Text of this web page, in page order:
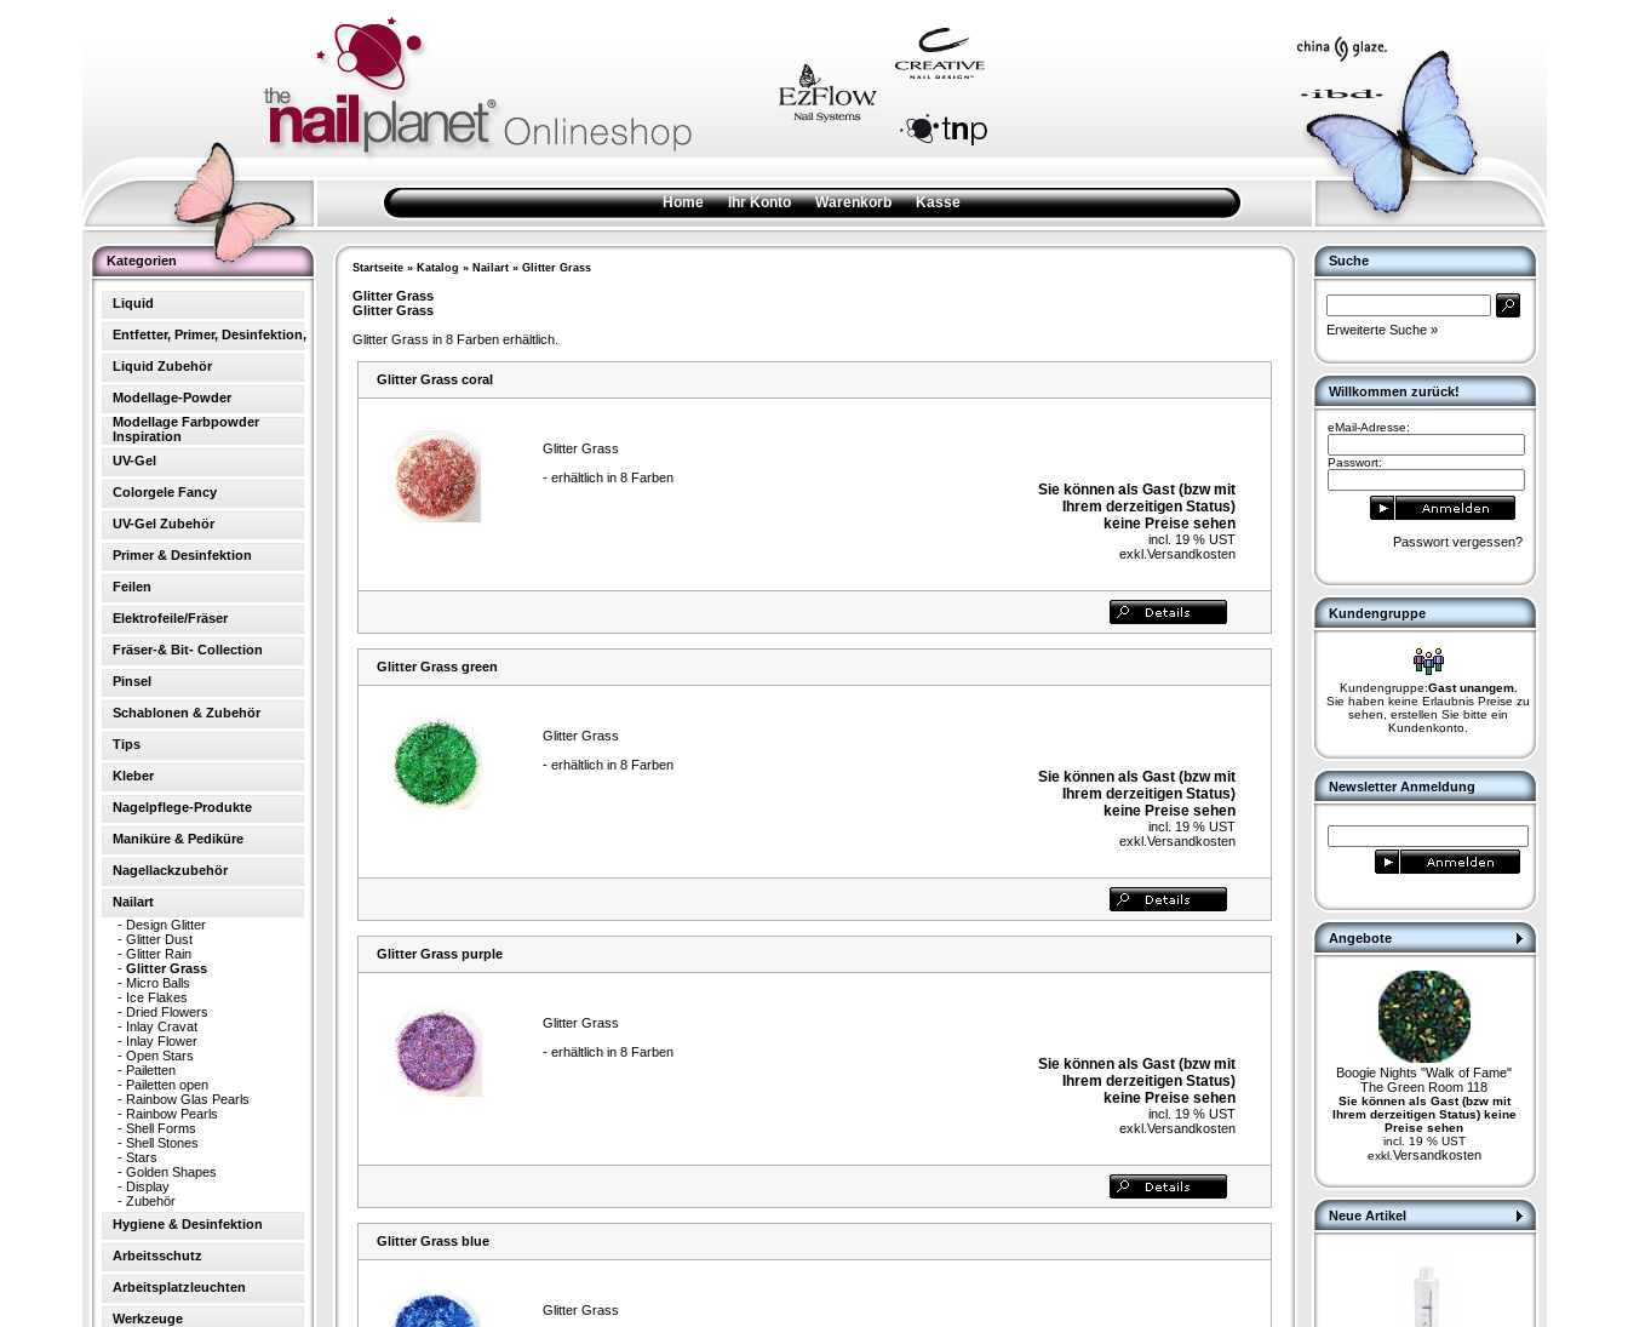
Home Ihr Konto Warenkorb Kasse
Kategorien
Liquid
Entfetter, Primer, Desinfektion,
Liquid Zubehör
Modellage-Powder
Modellage Farbpowder
Inspiration
UV-Gel
Colorgele Fancy
UV-Gel Zubehör
Primer & Desinfektion
Feilen
Elektrofeile/Fräser
Fräser-& Bit- Collection
Pinsel
Schablonen & Zubehör
Tips
Kleber
Nagelpflege-Produkte
Maniküre & Pediküre
Nagellackzubehör
Nailart
- Design Glitter
- Glitter Dust
- Glitter Rain
- Glitter Grass
- Micro Balls
- Ice Flakes
- Dried Flowers
- Inlay Cravat
- Inlay Flower
- Open Stars
- Pailetten
- Pailetten open
- Rainbow Glas Pearls
- Rainbow Pearls
- Shell Forms
- Shell Stones
- Stars
- Golden Shapes
- Display
- Zubehör
Hygiene & Desinfektion
Arbeitsschutz
Arbeitsplatzleuchten
Werkzeuge
Startseite» Katalog » Nailart» Glitter Grass
Glitter Grass
Glitter Grass
Glitter Grass in 8 Farben erhältlich.
Glitter Grass coral
Glitter Grass
- erhältlich in 8 Farben
Sie können als Gast (bzw mit
Ihrem derzeitigen Status)
keine Preise sehen
incl. 19 % UST
exkl. Versandkosten
Glitter Grass green
Glitter Grass
- erhältlich in 8 Farben
Sie können als Gast (bzw mit
Ihrem derzeitigen Status)
keine Preise sehen
incl. 19 % UST
exkl. Versandkosten
Glitter Grass purple
Glitter Grass
- erhältlich in 8 Farben
Sie können als Gast (bzw mit
Ihrem derzeitigen Status)
keine Preise sehen
incl. 19 % UST
exkl. Versandkosten
Glitter Grass blue
Glitter Grass
Suche
Erweiterte Suche »
Willkommen zurück!
eMail-Adresse:
Passwort:
Passwort vergessen?
Kundengruppe
Kundengruppe:Gast unangem.
Sie haben keine Erlaubnis Preise zu
sehen, erstellen Sie bitte ein
Kundenkonto.
Newsletter Anmeldung
Angebote
Boogie Nights "Walk of Fame"
The Green Room 118
Sie können als Gast (bzw mit
Ihrem derzeitigen Status) keine
Preise sehen
incl. 19 % UST
exkl. Versandkosten
Neue Artikel